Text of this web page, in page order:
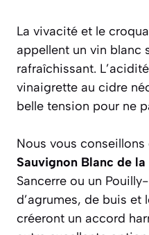
La vivacité et le
appellent un vin blanc
rafraîchissant.
vinaigrette au cidre
belle tension pour ne
Nous vous
Sauvignon Blanc de
Sancerre ou un
d’agrumes, de buis et
créeront un accord